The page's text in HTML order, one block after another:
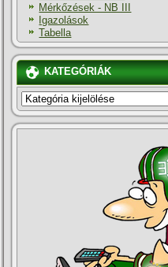
Mérkőzések - NB III
Igazolások
Tabella
KATEGÓRIÁK
KATEGÓRIÁK